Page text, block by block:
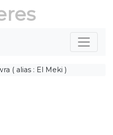
( alias : El Meki )